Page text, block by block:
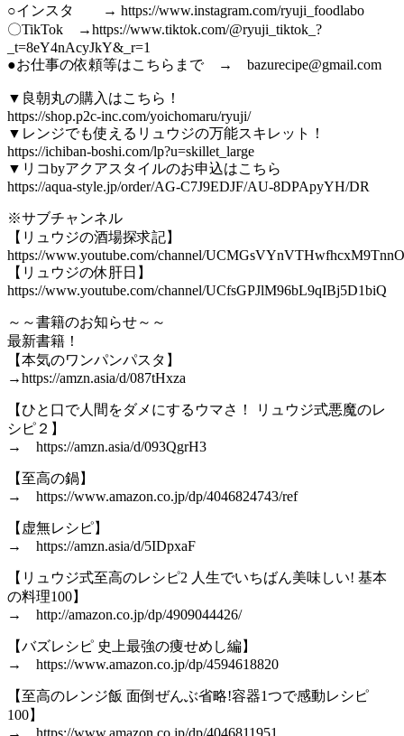
○インスタ → https://www.instagram.com/ryuji_foodlabo
〇TikTok →https://www.tiktok.com/@ryuji_tiktok_?
_t=8eY4nAcyJkY&_r=1
●お仕事の依頼等はこちらまで → bazurecipe@gmail.com
▼良朝丸の購入はこちら！
https://shop.p2c-inc.com/yoichomaru/ryuji/
▼レンジでも使えるリュウジの万能スキレット！
https://ichiban-boshi.com/lp?u=skillet_large
▼リコbyアクアスタイルのお申込はこちら
https://aqua-style.jp/order/AG-C7J9EDJF/AU-8DPApyYH/DR
※サブチャンネル
【リュウジの酒場探求記】
https://www.youtube.com/channel/
【リュウジの休肝日】
https://www.youtube.com/channel/UCfsGPJlM96bL9qIBj5D1biQ
～～書籍のお知らせ～～
最新書籍！
【本気のワンパンパスタ】
→https://amzn.asia/d/087tHxza
【ひと口で人間をダメにするウマさ！ リュウジ式悪魔のレ
シピ２】
→ https://amzn.asia/d/093QgrH3
【至高の鍋】
→ https://www.amazon.co.jp/dp/4046824743/ref
【虚無レシピ】
→ https://amzn.asia/d/5IDpxaF
【リュウジ式至高のレシピ2 人生でいちばん美味しい! 基本
の料理100】
→ http://amazon.co.jp/dp/4909044426/
【バズレシピ 史上最強の痩せめし編】
→ https://www.amazon.co.jp/dp/4594618820
【至高のレンジ飯 面倒ぜんぶ省略!容器1つで感動レシピ
100】
→ https://www.amazon.co.jp/dp/4046811951